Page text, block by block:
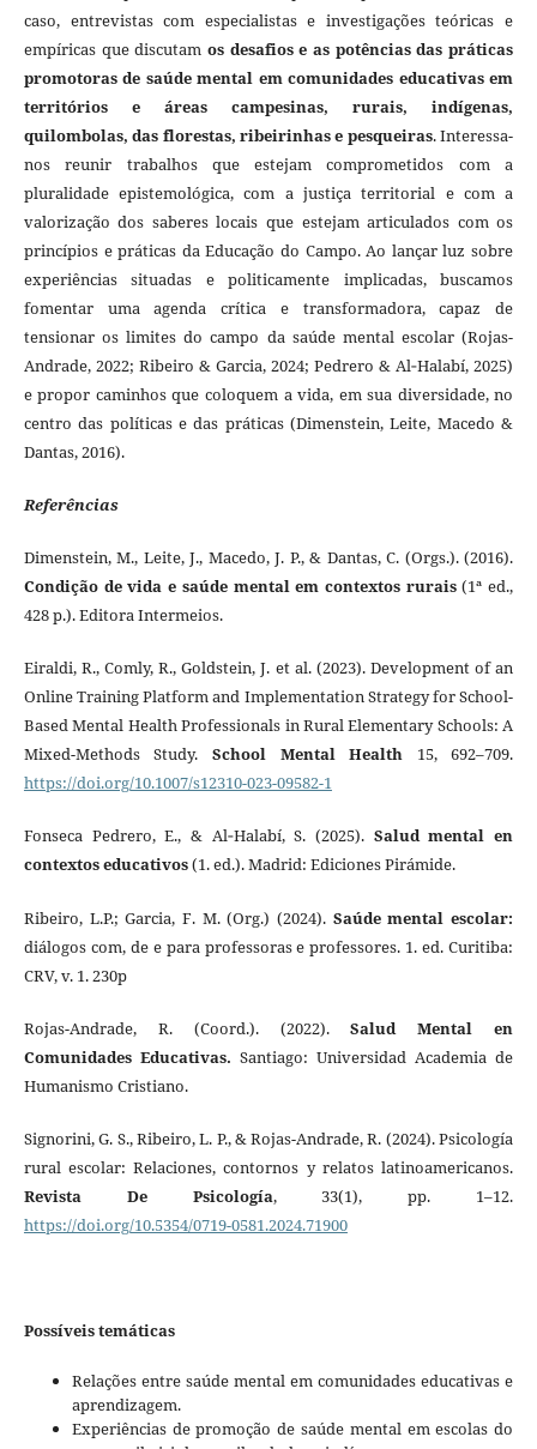
caso, entrevistas com especialistas e investigações teóricas e
empíricas que discutam os desafios e as potências das práticas
promotoras de saúde mental em comunidades educativas em
territórios e áreas campesinas, rurais, indígenas,
quilombolas, das florestas, ribeirinhas e pesqueiras. Interessa-
nos reunir trabalhos que estejam comprometidos com a
pluralidade epistemológica, com a justiça territorial e com a
valorização dos saberes locais que estejam articulados com os
princípios e práticas da Educação do Campo. Ao lançar luz sobre
experiências situadas e politicamente implicadas, buscamos
fomentar uma agenda crítica e transformadora, capaz de
tensionar os limites do campo da saúde mental escolar (Rojas-
Andrade, 2022; Ribeiro & Garcia, 2024; Pedrero & Al‑Halabí, 2025)
e propor caminhos que coloquem a vida, em sua diversidade, no
centro das políticas e das práticas (Dimenstein, Leite, Macedo &
Dantas, 2016).
Referências
Dimenstein, M., Leite, J., Macedo, J. P., & Dantas, C. (Orgs.). (2016).
Condição de vida e saúde mental em contextos rurais(1ª ed.,
428 p.). Editora Intermeios.
Eiraldi, R., Comly, R., Goldstein, J. et al. (2023). Development of an
Online Training Platform and Implementation Strategy for School-
Based Mental Health Professionals in Rural Elementary Schools: A
Mixed-Methods Study. School Mental Health 15, 692–709.
https://doi.org/10.1007/s12310-023-09582-1
Fonseca Pedrero, E., & Al‑Halabí, S. (2025). Salud mental en
contextos educativos(1. ed.). Madrid: Ediciones Pirámide.
Ribeiro, L.P.; Garcia, F. M. (Org.) (2024). Saúde mental escolar:
diálogos com, de e para professoras e professores. 1. ed. Curitiba:
CRV, v. 1. 230p
Rojas-Andrade, R. (Coord.). (2022).Salud Mental en
Comunidades Educativas. Santiago: Universidad Academia de
Humanismo Cristiano.
Signorini, G. S., Ribeiro, L. P., & Rojas-Andrade, R. (2024). Psicología
rural escolar: Relaciones, contornos y relatos latinoamericanos.
Revista De Psicología, 33(1), pp. 1–12.
https://doi.org/10.5354/0719-0581.2024.71900
Possíveis temáticas
Relações entre saúde mental em comunidades educativas e
aprendizagem.
Experiências de promoção de saúde mental em escolas do